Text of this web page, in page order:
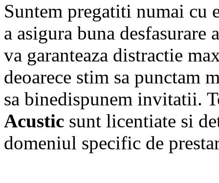
Suntem pregatiti numai cu
a asigura buna desfasurare
va garanteaza distractie
deoarece stim sa punctam
sa binedispunem invitatii.
Acustic sunt licentiate si
domeniul specific de